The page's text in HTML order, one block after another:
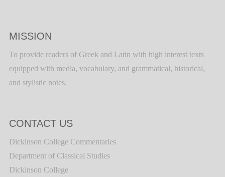
MISSION
To provide readers of Greek and Latin with high interest texts
equipped with media, vocabulary, and grammatical, historical,
and stylistic notes.
CONTACT US
Dickinson College Commentaries
Department of Classical Studies
Dickinson College